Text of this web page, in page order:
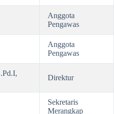
Anggota
Pengawas
Anggota
Pengawas
Direktur
Sekretaris
Merangkap